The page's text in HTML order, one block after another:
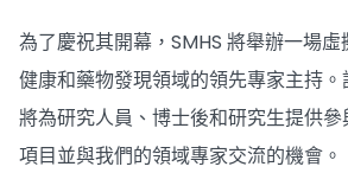
為了慶祝其開幕，SMHS 將舉辦一場
健康和藥物發現領域的領先專家主持。
將為研究人員、博士後和研究生提供
項目並與我們的領域專家交流的機會。